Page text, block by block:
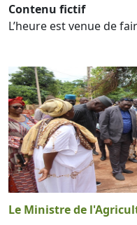
Contenu fictif
L’heure est venue de
Le Ministre de